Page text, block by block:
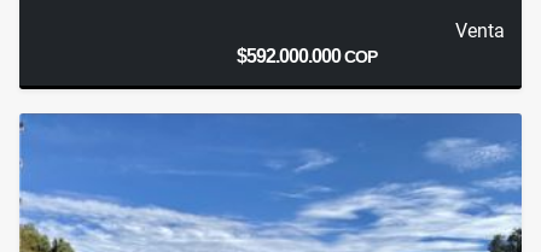
Venta
$592.000.000COP